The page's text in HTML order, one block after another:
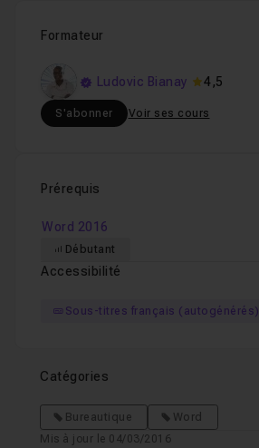
Formateur
Ludovic Bianay 4,5
S'abonner Voir ses cours
Prérequis
Word 2016
Débutant
Accessibilité
Sous-titres français (autogénérés)
Catégories
Bureautique
Word
Mis à jour le 04/03/2016